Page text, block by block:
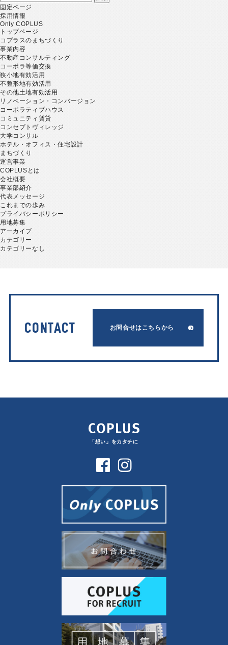
索:
固定ページ
採用情報
Only COPLUS
トップページ
コプラスのまちづくり
事業内容
不動産コンサルティング
コーポラ等価交換
狭小地有効活用
不整形地有効活用
その他土地有効活用
リノベーション・コンバージョン
コーポラティブハウス
コミュニティ賃貸
コンセプトヴィレッジ
大学コンサル
ホテル・オフィス・住宅設計
まちづくり
運営事業
COPLUSとは
会社概要
事業部紹介
代表メッセージ
これまでの歩み
プライバシーポリシー
用地募集
アーカイブ
カテゴリー
カテゴリーなし
CONTACT お問合せはこちらから
「想い」をカタチに